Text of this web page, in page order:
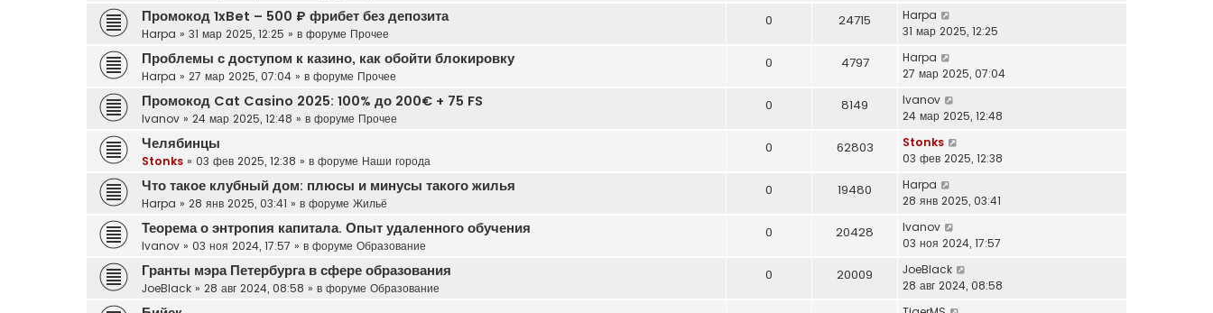
Промокод 1xBet – 500 ₽ фрибет без депозита
Harpa » 31 мар 2025, 12:25 » в форуме Прочее
0 24715
Harpa
31 мар 2025, 12:25
Проблемы с доступом к казино, как обойти блокировку
Harpa » 27 мар 2025, 07:04 » в форуме Прочее
0 4797
Harpa
27 мар 2025, 07:04
Промокод Cat Casino 2025: 100% до 200€ + 75 FS
Ivanov » 24 мар 2025, 12:48 » в форуме Прочее
0 8149
Ivanov
24 мар 2025, 12:48
Челябинцы
Stonks » 03 фев 2025, 12:38 » в форуме Наши города
0 62803
Stonks
03 фев 2025, 12:38
Что такое клубный дом: плюсы и минусы такого жилья
Harpa » 28 янв 2025, 03:41 » в форуме Жильё
0 19480
Harpa
28 янв 2025, 03:41
Теорема о энтропия капитала. Опыт удаленного обучения
Ivanov » 03 ноя 2024, 17:57 » в форуме Образование
0 20428
Ivanov
03 ноя 2024, 17:57
Гранты мэра Петербурга в сфере образования
JoeBlack » 28 авг 2024, 08:58 » в форуме Образование
0 20009
JoeBlack
28 авг 2024, 08:58